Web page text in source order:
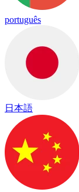
português
日本語